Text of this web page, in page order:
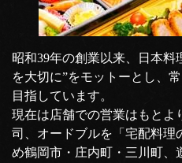
昭和39年の創業以来、日本料
を大切に”をモットーとし、
目指しています。
現在は店舗での営業はもとよ
司、オードブルを「宅配料理
め鶴岡市・庄内町・三川町、